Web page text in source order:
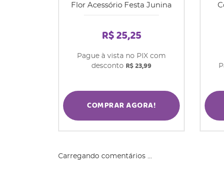
Flor Acessório Festa Junina
R$ 25,25
Pague à vista no PIX com
desconto R$ 23,99
COMPRAR AGORA!
Carregando comentários ...